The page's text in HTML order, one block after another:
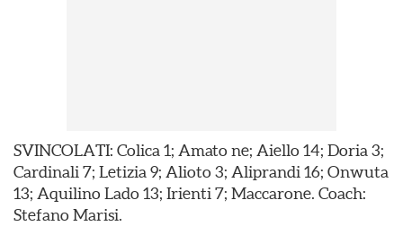
SVINCOLATI: Colica 1; Amato ne; Aiello 14; Doria 3;
Cardinali 7; Letizia 9; Alioto 3; Aliprandi 16; Onwuta
13; Aquilino Lado 13; Irienti 7; Maccarone. Coach:
Stefano Marisi.